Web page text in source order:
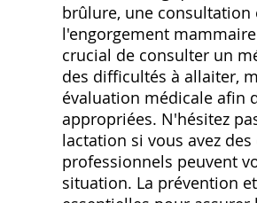
brûlure, une
l'engorgement
crucial de consulter un
des difficultés à allaiter,
évaluation médicale afin
appropriées. N'hésitez
lactation si vous avez
professionnels peuvent
situation. La prévention